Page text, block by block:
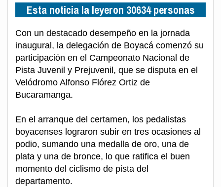
Esta noticia la leyeron 30634 personas
Con un destacado desempeño en la jornada
inaugural, la delegación de Boyacá comenzó su
participación en el Campeonato Nacional de
Pista Juvenil y Prejuvenil, que se disputa en el
Velódromo Alfonso Flórez Ortiz de
Bucaramanga.
En el arranque del certamen, los pedalistas
boyacenses lograron subir en tres ocasiones al
podio, sumando una medalla de oro, una de
plata y una de bronce, lo que ratifica el buen
momento del ciclismo de pista del
departamento.